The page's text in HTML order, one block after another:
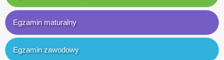
Egzamin maturalny
Egzamin zawodowy